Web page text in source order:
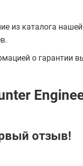
из каталога
о гарантии
отзыв!